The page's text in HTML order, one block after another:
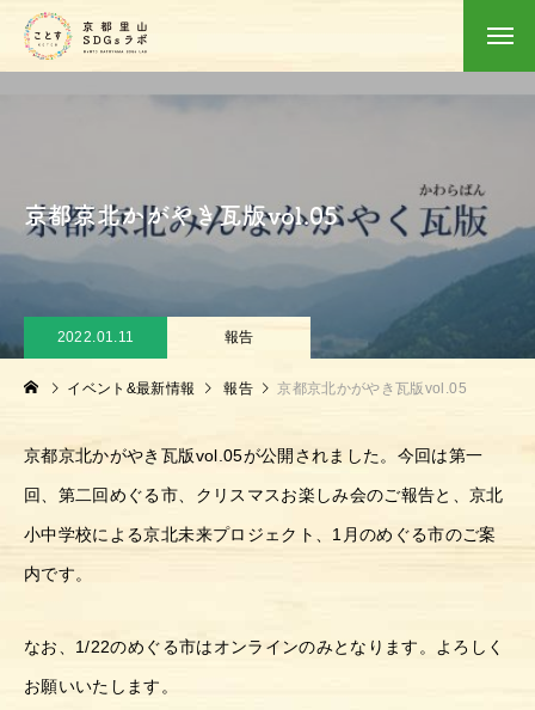
京都京北かがやき瓦版vol.05
2022.01.11 報告
イベント&最新情報 報告 京都京北かがやき瓦版vol.05
京都京北かがやき瓦版vol.05が公開されました。今回は第一
回、第二回めぐる市、クリスマスお楽しみ会のご報告と、京北
小中学校による京北未来プロジェクト、1月のめぐる市のご案
内です。
なお、1/22のめぐる市はオンラインのみとなります。よろしく
お願いいたします。